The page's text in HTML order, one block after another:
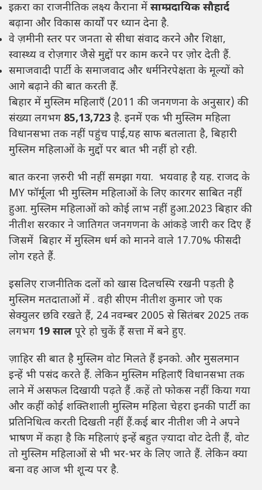
इक़रा का राजनीतिक लक्ष्य कैराना में साम्प्रदायिक सौहार्द
बढ़ाना और विकास कार्यों पर ध्यान देना है.
वे ज़मीनी स्तर पर जनता से सीधा संवाद करने और शिक्षा,
स्वास्थ्य व रोज़गार जैसे मुद्दों पर काम करने पर ज़ोर देती हैं.
समाजवादी पार्टी के समाजवाद और धर्मनिरपेक्षता के मूल्यों को
आगे बढ़ाने की बात करती हैं.
बिहार में मुस्लिम महिलाएँ (2011 की जनगणना के अनुसार) की
संख्या लगभग 85,13,723 है. इनमें एक भी मुस्लिम महिला
विधानसभा तक नहीं पहुंच पाई,यह साफ बतलाता है, बिहारी
मुस्लिम महिलाओं के मुद्दों पर बात भी नहीं हो रही.
बात करना ज़रुरी भी नहीं समझा गया. भयवाह है यह. राजद के
MY फॉर्मूला भी मुस्लिम महिलाओं के लिए कारगर साबित नहीं
हुआ. मुस्लिम महिलाओं को कोई लाभ नहीं हुआ.2023 बिहार की
नीतीश सरकार ने जातिगत जनगणना के आंकड़े जारी कर दिए हैं
जिसमें बिहार में मुस्लिम धर्म को मानने वाले 17.70% फीसदी
लोग रहते हैं.
इसलिए राजनीतिक दलों को खास दिलचस्पि रखनी पड़ती है
मुस्लिम मतदाताओं में . वही सीएम नीतीश कुमार जो एक
सेक्युलर छवि रखते हैं, 24 नवम्बर 2005 से सितंबर 2025 तक
लगभग 19 साल पूरे हो चुकें हैं सत्ता में बने हुए.
ज़ाहिर सी बात है मुस्लिम वोट मिलते हैं इनको. और मुसलमान
इन्हें भी पसंद करते हैं. लेकिन मुस्लिम महिलाएँ विधानसभा तक
लाने में असफल दिखायी पढ़ते हैं .कहें तो फोकस नहीं किया गया
और कहीं कोई शक्तिशाली मुस्लिम महिला चेहरा इनकी पार्टी का
प्रतिनिधित्व करती दिखती नहीं हैं.कई बार नीतीश जी ने अपने
भाषण में कहा है कि महिलाएं इन्हें बहुत ज़्यादा वोट देती हैं, वोट
तो मुस्लिम महिलाओं से भी भर-भर के लिए जाते हैं. लेकिन क्या
बना वह आज भी शून्य पर है.